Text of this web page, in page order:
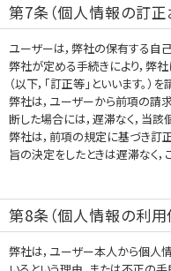
第7条（個人情報の訂正
ユーザーは，弊社の保有する自
弊社が定める手続きにより，弊
（以下，「訂正等」といいます。）
弊社は，ユーザーから前項の請
断した場合には，遅滞なく，当
弊社は，前項の規定に基づき訂
旨の決定をしたときは遅滞なく，
第8条（個人情報の利用
弊社は，ユーザー本人から個人